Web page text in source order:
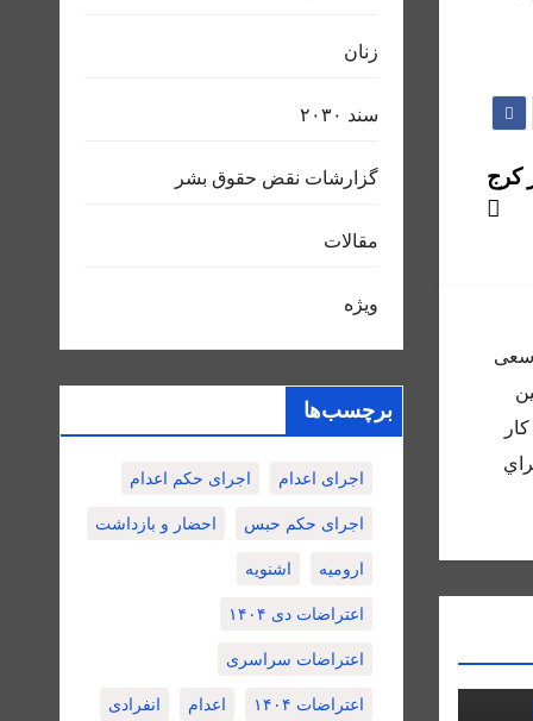
کرج
و سعى
زنان
سند ٢٠٣٠
گزارشات نقض حقوق بشر
مقالات
ویژه
برچسب‌ها
اجرای اعدام اجرای حکم اعدام
اجرای حکم حبس احضار و بازداشت
ارومیه اشنویه
اعتراضات دی ۱۴۰۴
اعتراضات سراسری
اعتراضات ۱۴۰۴ اعدام انفرادی